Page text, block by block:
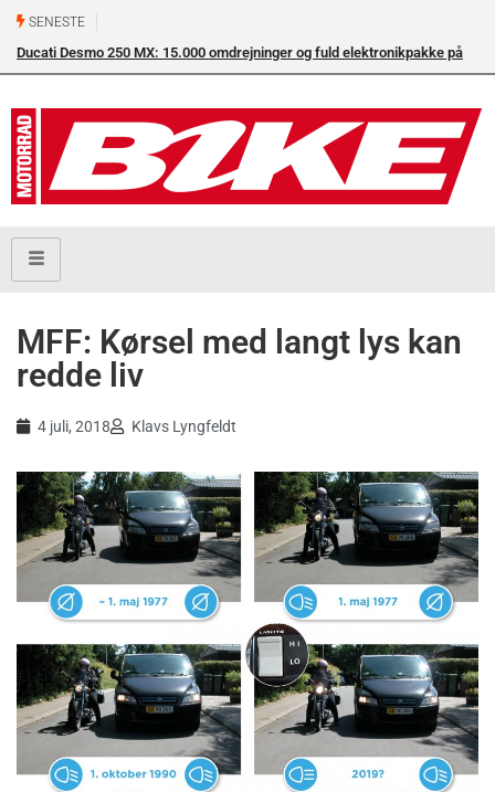
SENESTE
Ducati Desmo 250 MX: 15.000 omdrejninger og fuld elektronikpakke på
MFF: Kørsel med langt lys kan
redde liv
4 juli, 2018 Klavs Lyngfeldt